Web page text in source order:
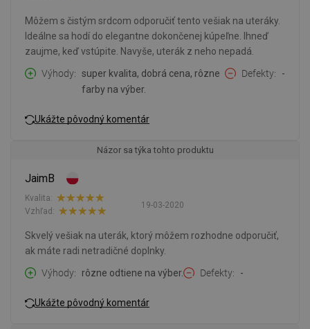
Môžem s čistým srdcom odporučiť tento vešiak na uteráky.
Ideálne sa hodí do elegantne dokončenej kúpeľne. Ihneď
zaujme, keď vstúpite. Navyše, uterák z neho nepadá.
Výhody
super kvalita, dobrá cena, rôzne
farby na výber.
Defekty -
Ukážte pôvodný komentár
Názor sa týka tohto produktu
JaimB
19-03-2020
Kvalita:
Vzhľad:
Skvelý vešiak na uterák, ktorý môžem rozhodne odporučiť,
ak máte radi netradičné doplnky.
Výhody
rôzne odtiene na výber. Defekty -
Ukážte pôvodný komentár